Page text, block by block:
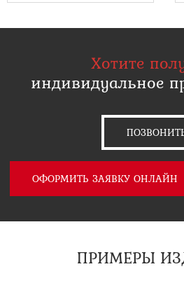
Хотите
индивидуальное
ОФОРМИТЬ ЗАЯВКУ ОНЛАЙН
ПРИМЕРЫ